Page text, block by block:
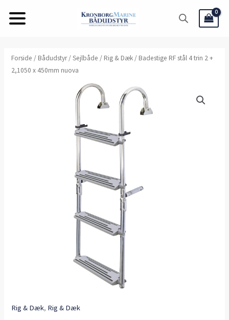
Forside / Bådudstyr/Sejlbåde / Rig & Dæk / Badestige RF stål 4 trin 2 +
2,1050 x 450mm nuova
Rig & Dæk, Rig & Dæk
Badestige
RF